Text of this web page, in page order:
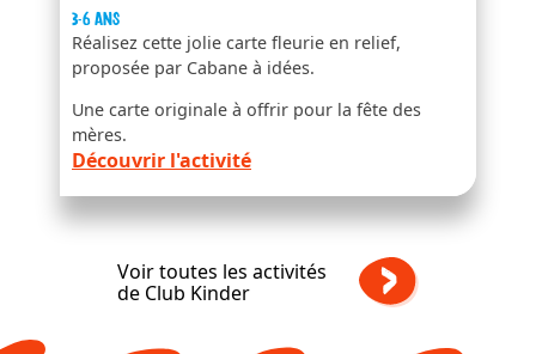
3-6 ans
Réalisez cette jolie carte fleurie en relief,
proposée par Cabane à idées.
Une carte originale à offrir pour la fête des
mères.
Découvrir l'activité
Voir toutes les activités
de Club Kinder